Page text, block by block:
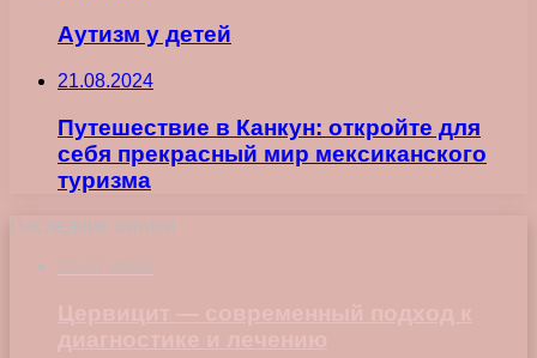
Аутизм у детей
21.08.2024
Путешествие в Канкун: откройте для
себя прекрасный мир мексиканского
туризма
Последние записи